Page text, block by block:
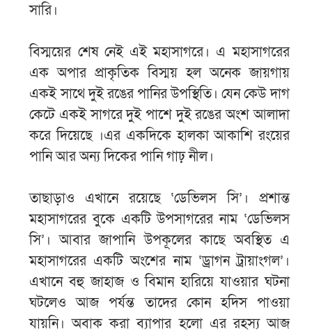
সারি।
বিস্ময়ের শেষ নেই এই মহাসাগরে। এ মহাসাগরের
এক অপার প্রাকৃতিক বিস্ময় হল অনেক জায়গায়
একই সাথে দুই রঙের পানির উপস্থিতি। যেন কেউ দাগ
কেটে একই সাগরে দুই পাশে দুই রঙের অংশ আলাদা
করে দিয়েছে ।এর একদিকে হালকা আকাশি রংয়ের
পানি আর অন্য দিকের পানি গাঢ় নীল।
তাছাড়াও এখানে রয়েছে ‘ডেভিলস সি’। প্রশান্ত
মহাসাগরের বুকে একটি উপসাগরের নাম ‘ডেভিলস
সি’। আবার জাপানি উপকূলের কাছে অবস্থিত এ
মহাসাগরের একটি অংশের নাম ‘ড্রাগন ট্রায়াংগল’।
এখানে বহু জাহাজ ও বিমান হারিয়ে যাওয়ার ঘটনা
ঘটলেও আজ পর্যন্ত তাদের কোন হদিস পাওয়া
যায়নি। অবাক করা ব্যাপার হলো এর রহস্য আজ